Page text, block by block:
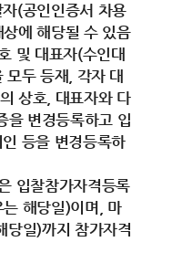
(공인인증서 차용
에 해당될 수 있음
및 대표자(수인대
두 등재, 각자 대
상호, 대표자와 다
을 변경등록하고 입
등을 변경등록하
입찰참가자격등록
해당일)이며, 마
당일)까지 참가자격